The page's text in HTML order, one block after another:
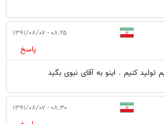
۰۸:۲۵ - ۱۳۹۱/۰۸/۰۷
پاسخ
کنیم . اینو به آقای نبوی بگید
۰۸:۳۰ - ۱۳۹۱/۰۸/۰۷